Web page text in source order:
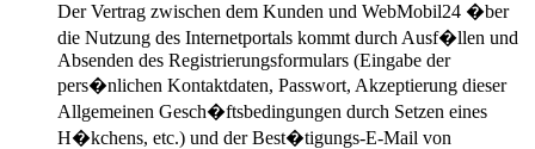
Der Vertrag zwischen dem Kunden und WebMobil24 �ber
die Nutzung des Internetportals kommt durch Ausf�llen und
Absenden des Registrierungsformulars (Eingabe der
pers�nlichen Kontaktdaten, Passwort, Akzeptierung dieser
Allgemeinen Gesch�ftsbedingungen durch Setzen eines
H�kchens, etc.) und der Best�tigungs-E-Mail von